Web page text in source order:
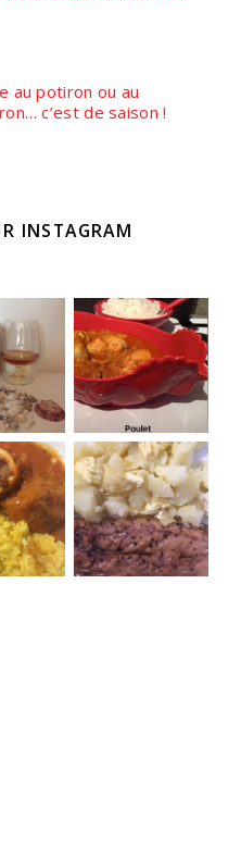
au potiron ou au
c’est de saison !
INSTAGRAM